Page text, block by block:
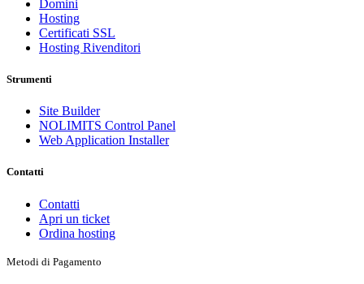
Domini
Hosting
Certificati SSL
Hosting Rivenditori
Strumenti
Site Builder
NOLIMITS Control Panel
Web Application Installer
Contatti
Contatti
Apri un ticket
Ordina hosting
Metodi di Pagamento